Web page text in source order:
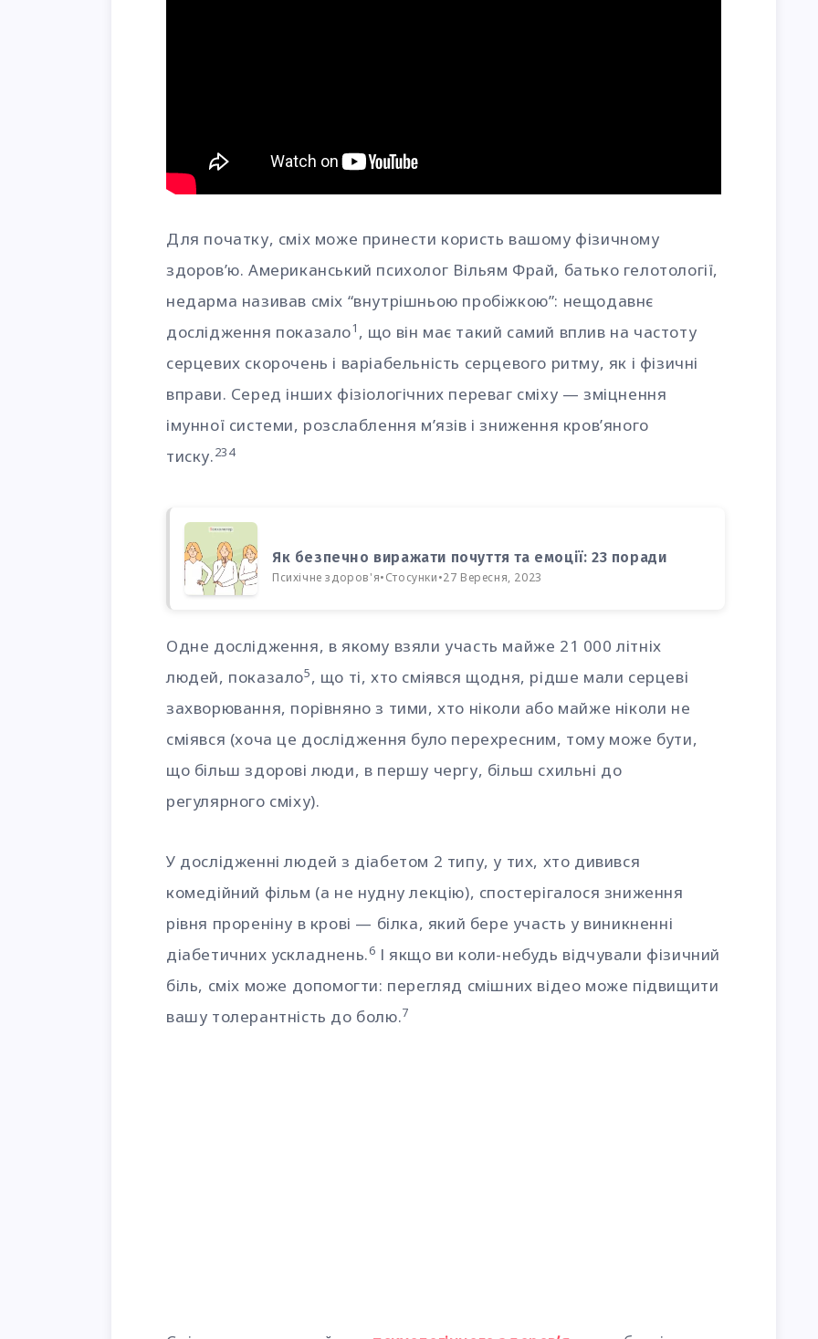
Для початку, сміх може принести користь вашому фізичному
здоров’ю. Американський психолог Вільям Фрай, батько гелотології,
недарма називав сміх “внутрішньою пробіжкою”: нещодавнє
дослідження показало1 , що він має такий самий вплив на частоту
серцевих скорочень і варіабельність серцевого ритму, як і фізичні
вправи. Серед інших фізіологічних переваг сміху — зміцнення
імунної системи, розслаблення м’язів і зниження кров’яного
тиску.234
Як безпечно виражати почуття та емоції: 23 поради
Психічне здоров'я•Стосунки•27 Вересня, 2023
Одне дослідження, в якому взяли участь майже 21 000 літніх
людей, показало5, що ті, хто сміявся щодня, рідше мали серцеві
захворювання, порівняно з тими, хто ніколи або майже ніколи не
сміявся (хоча це дослідження було перехресним, тому може бути,
що більш здорові люди, в першу чергу, більш схильні до
регулярного сміху).
У дослідженні людей з діабетом 2 типу, у тих, хто дивився
комедійний фільм (а не нудну лекцію), спостерігалося зниження
рівня прореніну в крові — білка, який бере участь у виникненні
діабетичних ускладнень.6 І якщо ви коли-небудь відчували фізичний
біль, сміх може допомогти: перегляд смішних відео може підвищити
вашу толерантність до болю.7